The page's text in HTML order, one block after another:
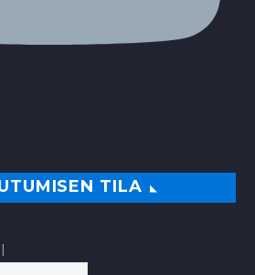
TILA